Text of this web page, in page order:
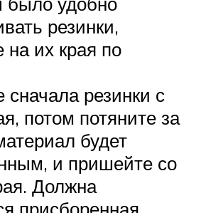
резинки,
на их края по
резинки с
потом потяните за
будет
и пришейте со
Должна